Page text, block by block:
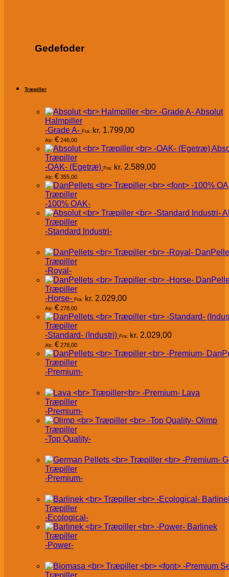
Gedefoder
Træpiller
Absolut
Halmpiller
-Grade A- Fra: kr. 1.799,00
Ab: € 246,00
Træpiller
-OAK- (Egetræ) Fra: kr. 2.589,00
Ab: € 355,00
Træpiller
-100% OAK-
Træpiller
-Standard Industri-
Træpiller
-Royal-
Træpiller
-Horse- Fra: kr. 2.029,00
Ab: € 278,00
Træpiller
-Standard- (Industri) Fra: kr. 2.029,00
Ab: € 278,00
Træpiller
-Premium-
Lava
Træpiller
-Premium-
Olimp
Træpiller
-Top Quality-
Træpiller
-Premium-
Træpiller
-Ecological-
Barlinek
Træpiller
-Power-
Træpiller